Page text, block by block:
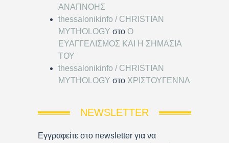
ΑΝΑΠΝΟΗΣ
thessalonikinfo / CHRISTIAN
MYTHOLOGY στο Ο
ΕΥΑΓΓΕΛΙΣΜΟΣ ΚΑΙ Η ΣΗΜΑΣΙΑ
ΤΟΥ
thessalonikinfo / CHRISTIAN
MYTHOLOGY στο ΧΡΙΣΤΟΥΓΕΝΝΑ
NEWSLETTER
Εγγραφείτε στο newsletter για να